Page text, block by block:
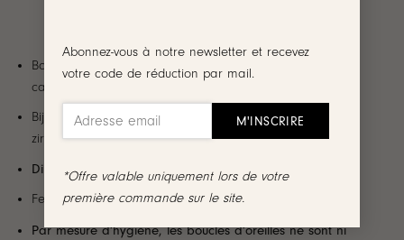
Abonnez-vous à notre newsletter et recevez
votre code de réduction par mail.
*Offre valable uniquement lors de votre
première commande sur le site.
Boucles d’oreilles style puces en plaqué or 3 microns 18
carats
Bijou ajouré formant un cœur décoré de petits oxydes de
zirconium
Dimensions
: 0.8 x 0.7 cm
Fermoir papillon
Par mesure d’hygiène, les boucles d’oreilles ne sont ni